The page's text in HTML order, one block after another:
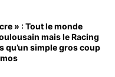
» : Tout le monde
mais le Racing
qu’un simple gros coup